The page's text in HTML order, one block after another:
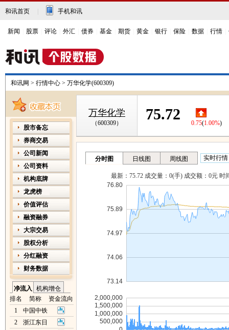
和讯首页 手机和讯
新闻 股票 评论 外汇 债券 基金 期货 黄金 银行 保险 数据 行情
和讯网 > 行情中心 > 万华化学(600309)
股市备忘
券商交易
公司新闻
公司资料
机构底牌
龙虎榜
价值评估
融资融券
大宗交易
股权分析
分红融资
财务数据
净流入
机构增仓
排名
简称
资金流向
1
中国中铁
2
浙江东日
万华化学
（600309）
75.72
0.75(1.00%)